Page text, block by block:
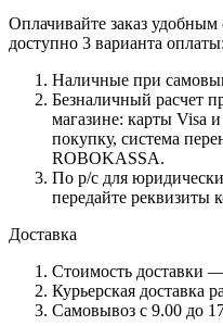
Оплачивайте заказ
доступно 3 варианта оплаты:
Наличные при
Безналичный расчет
магазине: карты Visa
покупку, система
ROBOKASSA.
По р/c для
передайте реквизиты
Доставка
Стоимость доставки
Курьерская доставка
Самовывоз с 9.00 до